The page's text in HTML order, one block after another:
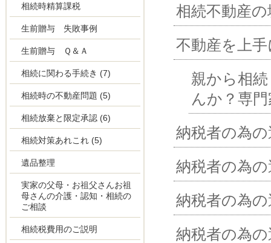
相続不動産
不動産を上
親から相
んか？専
納税者の為
納税者の為
納税者の為
納税者の為
相続時精算課税
生前贈与 失敗事例
生前贈与 Ｑ＆Ａ
相続に関わる手続き (7)
相続時の不動産問題 (5)
相続放棄と限定承認 (6)
相続対策あれこれ (5)
遺品整理
実家の父母・お祖父さんお祖
母さんの介護・認知・相続の
ご相談
相続税費用のご説明